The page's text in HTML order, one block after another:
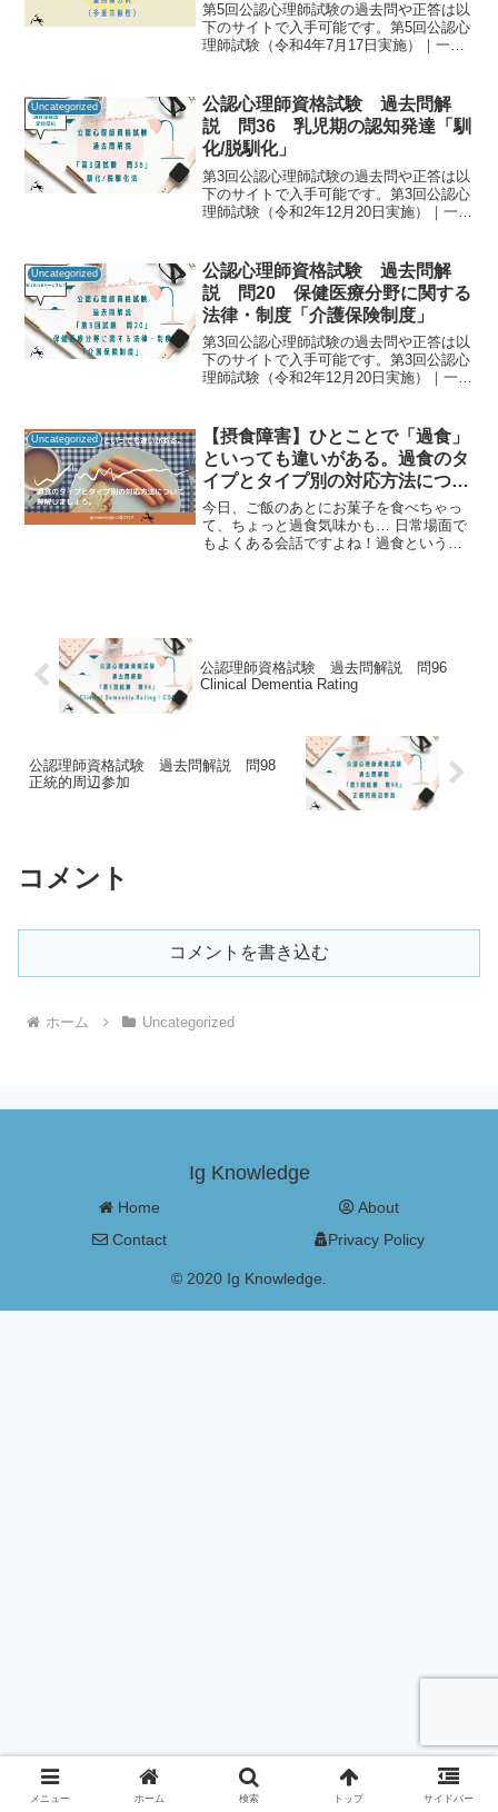
第5回公認心理師試験の過去問や正答は以
下のサイトで入手可能です。第5回公認心
理師試験（令和4年7月17日実施）｜一般
ることで「自分に必要な知識は何か」を
知るための手がか...
Uncategorized
公認心理師資格試験 過去問解
説 問36 乳児期の認知発達「馴
化/脱馴化」
第3回公認心理師試験の過去問や正答は以
下のサイトで入手可能です。第3回公認心
理師試験（令和2年12月20日実施）｜一般
ることで「自分に必要な知識は何か」を
知るための手が...
Uncategorized
公認心理師資格試験 過去問解
説 問20 保健医療分野に関する
法律・制度「介護保険制度」
第3回公認心理師試験の過去問や正答は以
下のサイトで入手可能です。第3回公認心
理師試験（令和2年12月20日実施）｜一般
ることで「自分に必要な知識は何か」を
知るための手が...
Uncategorized
【摂食障害】ひとことで「過食」
といっても違いがある。過食のタ
イプとタイプ別の対応方法につい
て理解しましょう。
今日、ご飯のあとにお菓子を食べちゃっ
て、ちょっと過食気味かも… 日常場面で
もよくある会話ですよね！過食という言
公認理師資格試験 過去問解説 問96
Clinical Dementia Rating
公認理師資格試験 過去問解説 問98
正統的周辺参加
コメント
コメントを書き込む
ホーム Uncategorized
Ig Knowledge
Home
About
Contact
Privacy Policy
© 2020 Ig Knowledge.
メニュー ホーム 検索 トップ サイドバー